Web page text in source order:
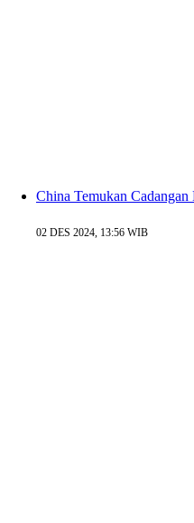
China Temukan
02 DES 2024, 13:56 WIB